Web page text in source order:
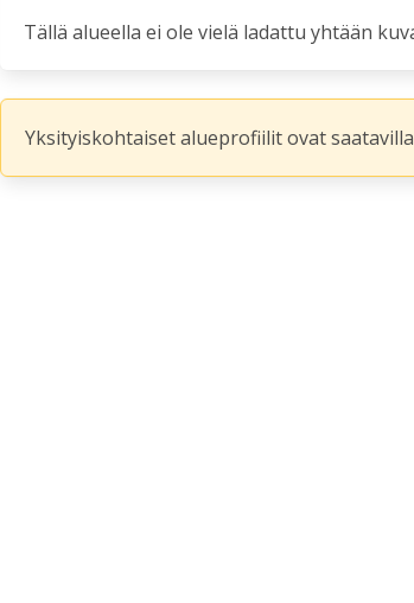
Tällä alueella ei ole vielä ladattu yhtään
Yksityiskohtaiset alueprofiilit ovat